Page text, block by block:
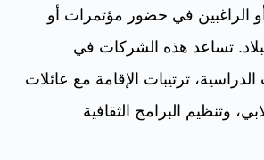
الراغبين في حضور مؤتمرات أو
تساعد هذه الشركات في
ترتيبات الإقامة مع عائلات
وتنظيم البرامج الثقافية